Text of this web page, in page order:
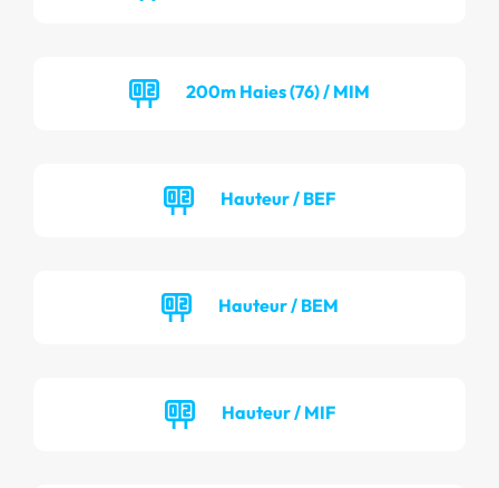
200m Haies (76) / MIM
Hauteur / BEF
Hauteur / BEM
Hauteur / MIF